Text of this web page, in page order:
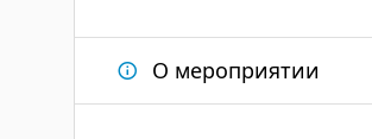
О мероприятии